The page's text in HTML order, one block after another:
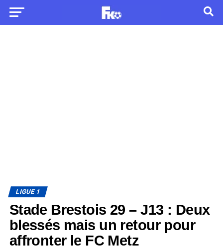
LIGUE 1
Stade Brestois 29 – J13 : Deux
blessés mais un retour pour
affronter le FC Metz